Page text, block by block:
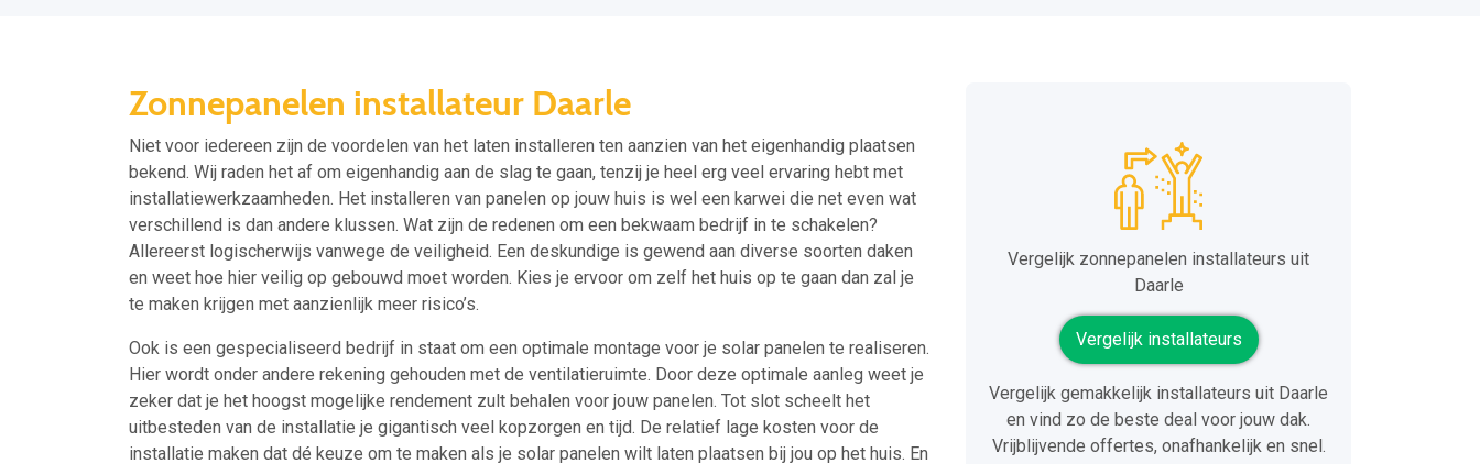
Zonnepanelen installateur Daarle
Niet voor iedereen zijn de voordelen van het laten installeren ten aanzien van het eigenhandig plaatsen
bekend. Wij raden het af om eigenhandig aan de slag te gaan, tenzij je heel erg veel ervaring hebt met
installatiewerkzaamheden. Het installeren van panelen op jouw huis is wel een karwei die net even wat
verschillend is dan andere klussen. Wat zijn de redenen om een bekwaam bedrijf in te schakelen?
Allereerst logischerwijs vanwege de veiligheid. Een deskundige is gewend aan diverse soorten daken
en weet hoe hier veilig op gebouwd moet worden. Kies je ervoor om zelf het huis op te gaan dan zal je
te maken krijgen met aanzienlijk meer risico’s.
Ook is een gespecialiseerd bedrijf in staat om een optimale montage voor je solar panelen te realiseren.
Hier wordt onder andere rekening gehouden met de ventilatieruimte. Door deze optimale aanleg weet je
zeker dat je het hoogst mogelijke rendement zult behalen voor jouw panelen. Tot slot scheelt het
uitbesteden van de installatie je gigantisch veel kopzorgen en tijd. De relatief lage kosten voor de
installatie maken dat dé keuze om te maken als je solar panelen wilt laten plaatsen bij jou op het huis. En
Vergelijk zonnepanelen installateurs uit
Daarle
Vergelijk installateurs
Vergelijk gemakkelijk installateurs uit Daarle
en vind zo de beste deal voor jouw dak.
Vrijblijvende offertes, onafhankelijk en snel.